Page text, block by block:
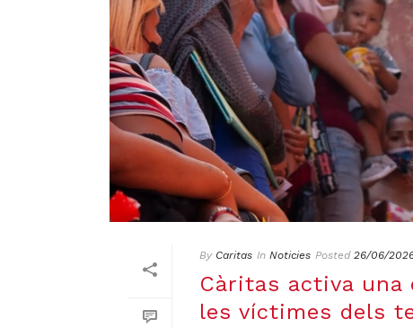
By Caritas In Noticies Posted 26/06/
Càritas activa una
les víctimes dels